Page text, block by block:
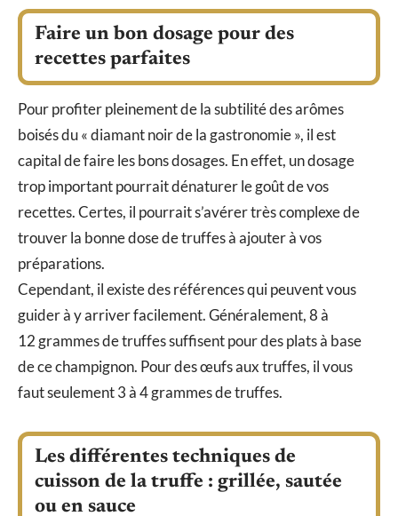
Faire un bon dosage pour des
recettes parfaites
Pour profiter pleinement de la subtilité des arômes
boisés du « diamant noir de la gastronomie », il est
capital de faire les bons dosages. En effet, un dosage
trop important pourrait dénaturer le goût de vos
recettes. Certes, il pourrait s’avérer très complexe de
trouver la bonne dose de truffes à ajouter à vos
préparations.
Cependant, il existe des références qui peuvent vous
guider à y arriver facilement. Généralement, 8 à
12 grammes de truffes suffisent pour des plats à base
de ce champignon. Pour des œufs aux truffes, il vous
faut seulement 3 à 4 grammes de truffes.
Les différentes techniques de
cuisson de la truffe : grillée, sautée
ou en sauce